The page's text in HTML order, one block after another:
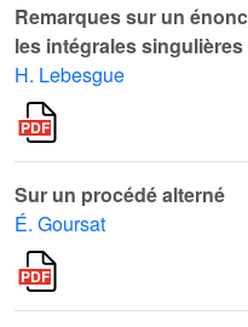
Remarques sur un
les intégrales singulières
H. Lebesgue
Sur un procédé alterné
É. Goursat